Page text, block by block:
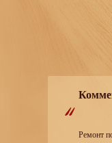
Ремонт